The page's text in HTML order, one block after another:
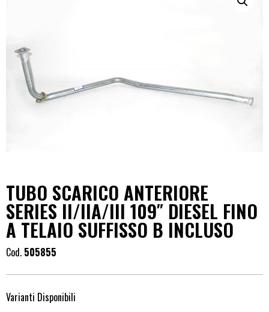
TUBO SCARICO ANTERIORE
SERIES II/IIA/III 109″ DIESEL FINO
A TELAIO SUFFISSO B INCLUSO
Cod. 505855
Varianti Disponibili